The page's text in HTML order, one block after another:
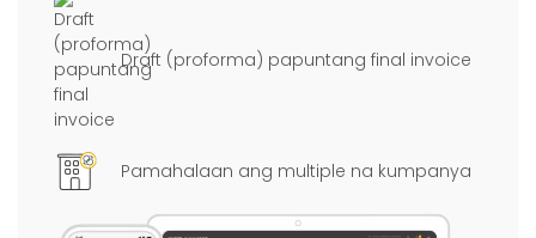
Draft (proforma) papuntang final invoice
Pamahalaan ang multiple na kumpanya